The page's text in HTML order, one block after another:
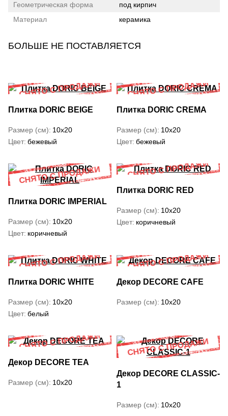
Геометрическая форма
под кирпич
Материал
керамика
БОЛЬШЕ НЕ ПОСТАВЛЯЕТСЯ
Плитка DORIC BEIGE
Размер (см) 10x20
Цвет бежевый
Плитка DORIC CREMA
Размер (см) 10x20
Цвет бежевый
Плитка DORIC IMPERIAL
Размер (см) 10x20
Цвет коричневый
Плитка DORIC RED
Размер (см) 10x20
Цвет коричневый
Плитка DORIC WHITE
Размер (см) 10x20
Цвет белый
Декор DECORE CAFE
Размер (см) 10x20
Декор DECORE TEA
Размер (см) 10x20
Декор DECORE CLASSIC-
1
Размер (см) 10x20